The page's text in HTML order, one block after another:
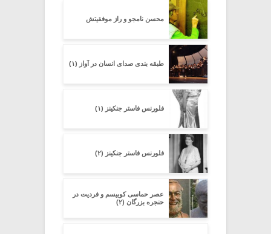
محسن نامجو و راز موفقیتش
طبقه بندی صدای انسان در آواز (۱)
فلورنس فاستر جنکینز (۱)
فلورنس فاستر جنکینز (۲)
عصر حماسی کوبیسم و فردیت در
حنجره بزرگان (۲)